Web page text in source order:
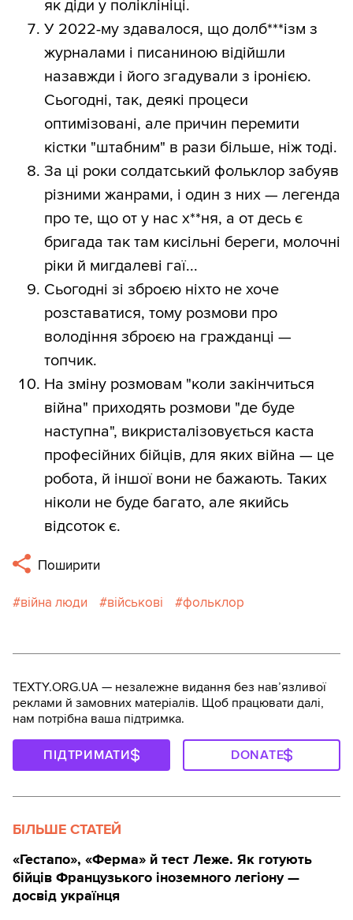
як діди у поліклініці.
У 2022-му здавалося, що долб***ізм з
журналами і писаниною відійшли
назавжди і його згадували з іронією.
Сьогодні, так, деякі процеси
оптимізовані, але причин перемити
кістки "штабним" в рази більше, ніж тоді.
За ці роки солдатський фольклор забуяв
різними жанрами, і один з них — легенда
про те, що от у нас х**ня, а от десь є
бригада так там кисільні береги, молочні
ріки й мигдалеві гаї...
Сьогодні зі зброєю ніхто не хоче
розставатися, тому розмови про
володіння зброєю на гражданці —
топчик.
На зміну розмовам "коли закінчиться
війна" приходять розмови "де буде
наступна", викристалізовується каста
професійних бійців, для яких війна — це
робота, й іншої вони не бажають. Таких
ніколи не буде багато, але якийсь
відсоток є.
Поширити
війна люди військові фольклор
TEXTY.ORG.UA — незалежне видання без навʼязливої
реклами й замовних матеріалів. Щоб працювати далі,
нам потрібна ваша підтримка.
ПІДТРИМАТИ DONATE
БІЛЬШЕ СТАТЕЙ
«Гестапо», «Ферма» й тест Леже. Як готують
бійців Французького іноземного легіону —
досвід українця